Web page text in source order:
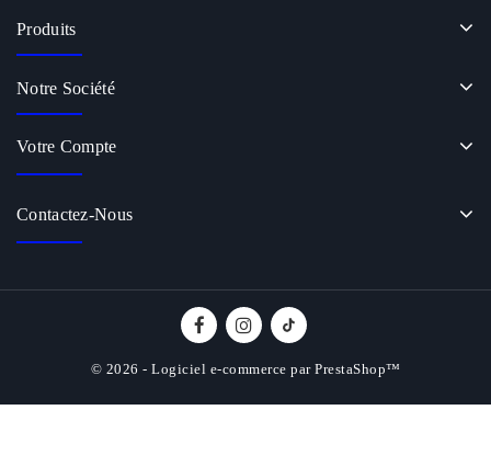
Produits
Notre Société
Votre Compte
Contactez-Nous
© 2026 - Logiciel e-commerce par PrestaShop™